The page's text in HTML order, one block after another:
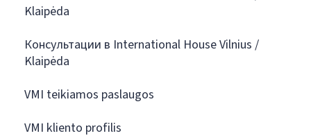
Klaipėda
Консультации в International House Vilnius /
Klaipėda
VMI teikiamos paslaugos
VMI kliento profilis